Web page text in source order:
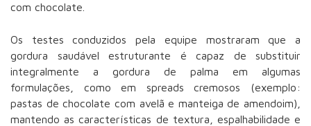
com chocolate.
Os testes conduzidos pela equipe mostraram que a
gordura saudável estruturante é capaz de substituir
integralmente a gordura de palma em algumas
formulações , como em spreads cremosos (exemplo:
pastas de chocolate com avelã e manteiga de amendoim),
mantendo as características de textura, espalhabilidade e